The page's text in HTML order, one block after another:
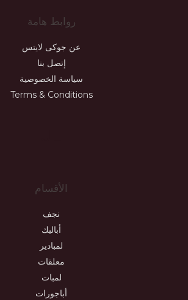
روابط هامة
عن جوكى لايتس
إتصل بنا
سياسة الخصوصية
Terms & Conditions
الأقسام
نجف
أباليك
لمبادير
معلقات
لمبات
أباجورات